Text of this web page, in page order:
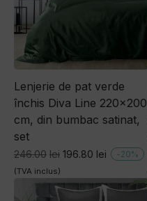
Lenjerie de pat verde
închis Diva Line 220×200
cm, din bumbac satinat,
set
246.00 lei Prețul
a
196.80 lei Prețul
este:
-20%
(TVA inclus)